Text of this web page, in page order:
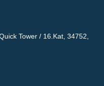
Tower / 16.Kat, 34752,